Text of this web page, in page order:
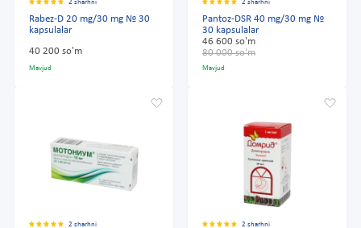
2 sharhni
Rabez-D 20 mg/30 mg № 30
kapsulalar
40 200 so'm
Mavjud
2 sharhni
Pantoz-DSR 40 mg/30 mg №
30 kapsulalar
46 600 so'm
80 000 so'm
Mavjud
2 sharhni 2 sharhni